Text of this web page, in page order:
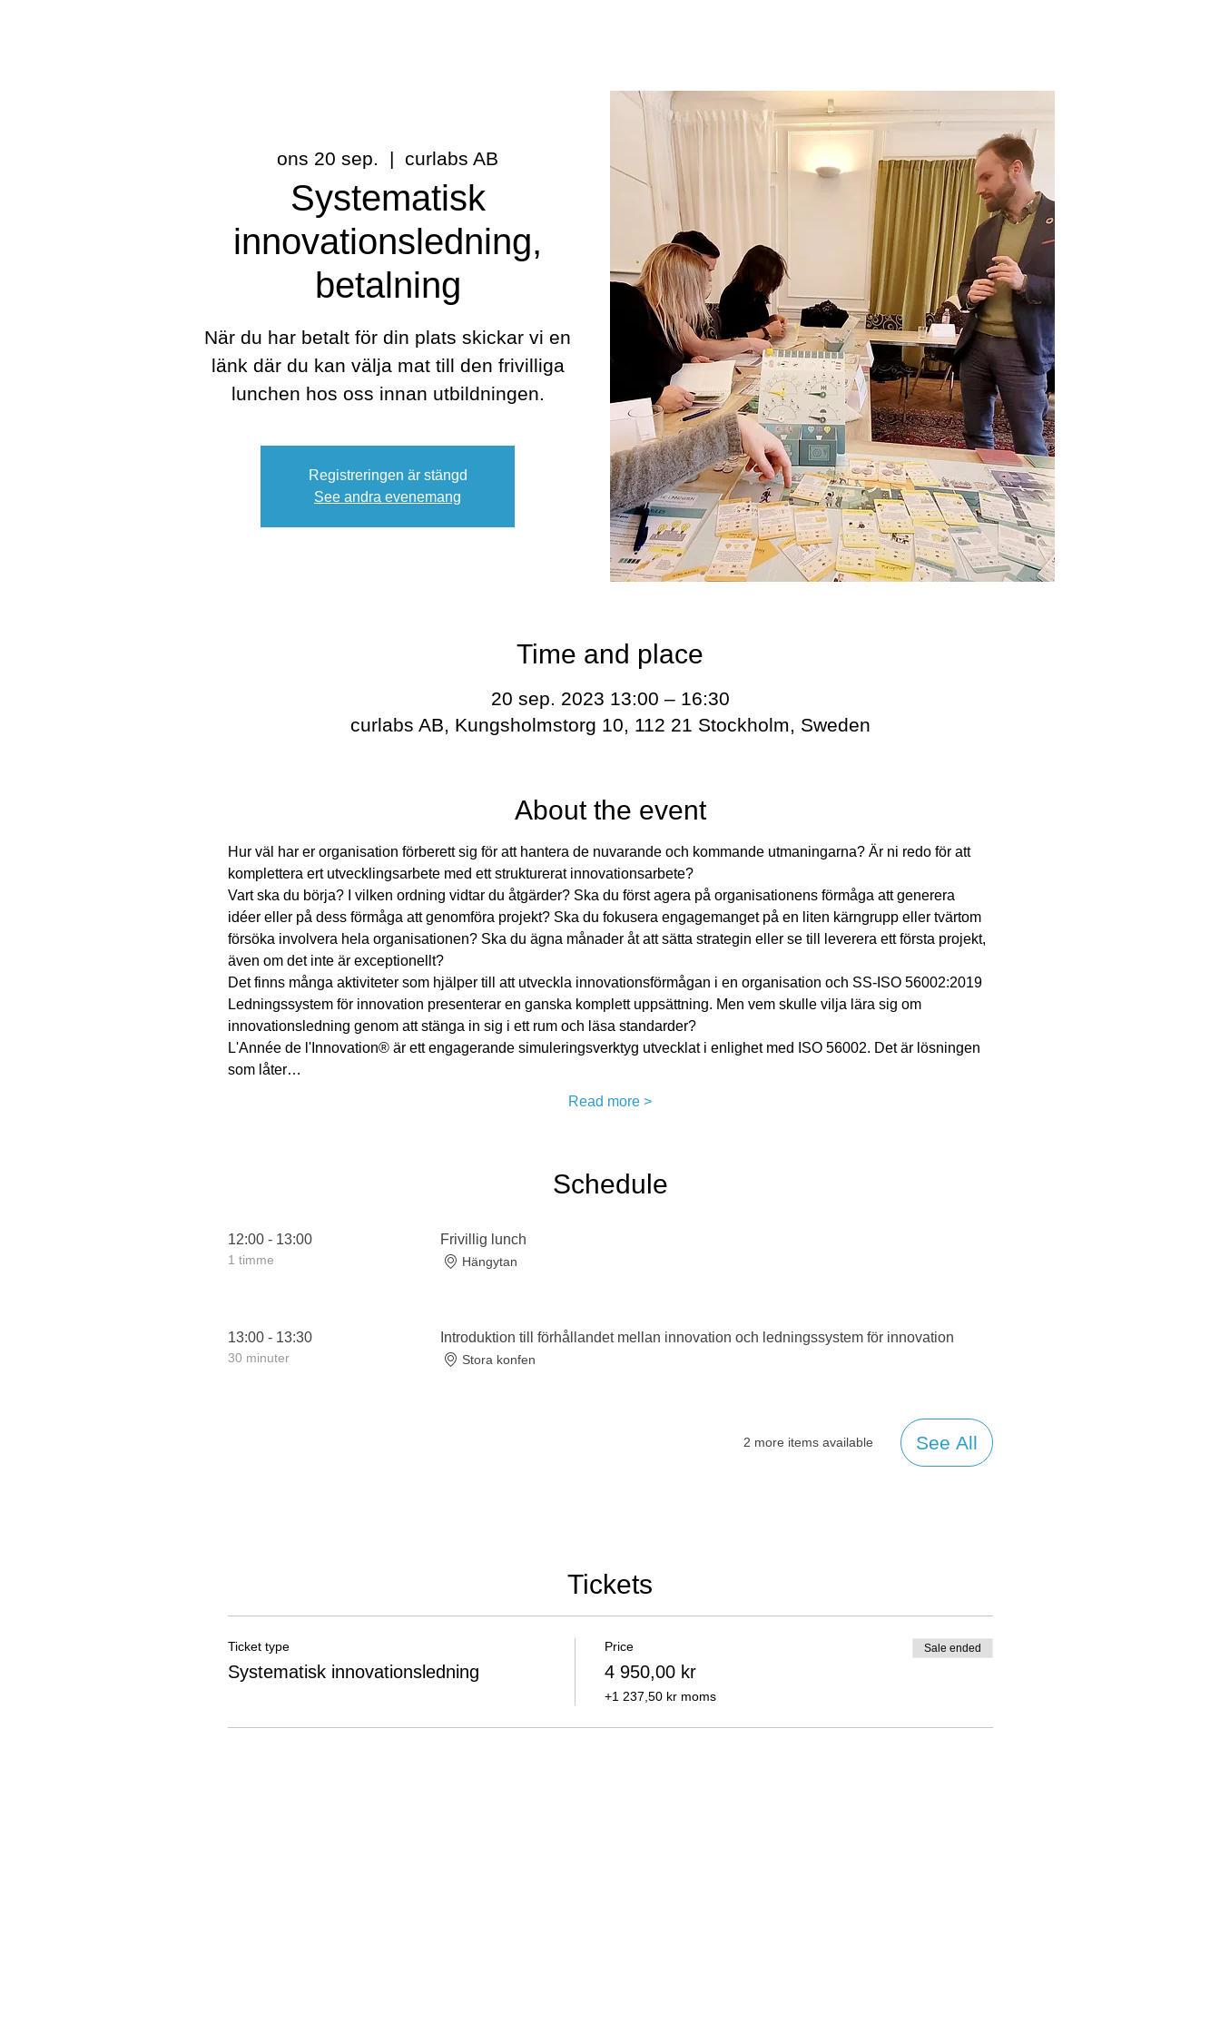
ons 20 sep.
  |
curlabs AB
Systematisk
innovationsledning,
betalning
När du har betalt för din plats skickar vi en
länk där du kan välja mat till den frivilliga
lunchen hos oss innan utbildningen.
Registreringen är stängd
See andra evenemang
Time and place
20 sep. 2023 13:00 – 16:30
curlabs AB, Kungsholmstorg 10, 112 21 Stockholm, Sweden
About the event
Hur väl har er organisation förberett sig för att hantera de nuvarande och kommande utmaningarna? Är ni redo för att
komplettera ert utvecklingsarbete med ett strukturerat innovationsarbete? ​
Vart ska du börja? I vilken ordning vidtar du åtgärder? Ska du först agera på organisationens förmåga att generera
idéer eller på dess förmåga att genomföra projekt? Ska du fokusera engagemanget på en liten kärngrupp eller tvärtom
försöka involvera hela organisationen? Ska du ägna månader åt att sätta strategin eller se till leverera ett första projekt,
även om det inte är exceptionellt?​
Det finns många aktiviteter som hjälper till att utveckla innovationsförmågan i en organisation och SS-ISO 56002:2019
Ledningssystem för innovation presenterar en ganska komplett uppsättning. Men vem skulle vilja lära sig om
innovationsledning genom att stänga in sig i ett rum och läsa standarder?​
L'Année de l'Innovation® är ett engagerande simuleringsverktyg utvecklat i enlighet med ISO 56002. Det är lösningen
som låter…
Read more >
Schedule
12:00 - 13:00
1 timme
Frivillig lunch
Hängytan
13:00 - 13:30
30 minuter
Introduktion till förhållandet mellan innovation och ledningssystem för innovation
Stora konfen
2 more items available See All
Tickets
Ticket type
Systematisk innovationsledning
Price
4 950,00 kr
+1 237,50 kr moms
Sale ended